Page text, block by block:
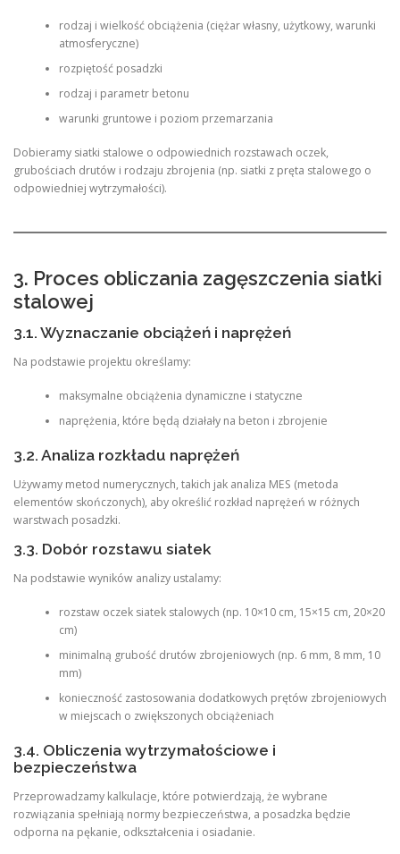
rodzaj i wielkość obciążenia (ciężar własny, użytkowy, warunki
atmosferyczne)
rozpiętość posadzki
rodzaj i parametr betonu
warunki gruntowe i poziom przemarzania
Dobieramy siatki stalowe o odpowiednich rozstawach oczek,
grubościach drutów i rodzaju zbrojenia (np. siatki z pręta stalowego o
odpowiedniej wytrzymałości).
3. Proces obliczania zagęszczenia siatki
stalowej
3.1. Wyznaczanie obciążeń i naprężeń
Na podstawie projektu określamy:
maksymalne obciążenia dynamiczne i statyczne
naprężenia, które będą działały na beton i zbrojenie
3.2. Analiza rozkładu naprężeń
Używamy metod numerycznych, takich jak analiza MES (metoda
elementów skończonych), aby określić rozkład naprężeń w różnych
warstwach posadzki.
3.3. Dobór rozstawu siatek
Na podstawie wyników analizy ustalamy:
rozstaw oczek siatek stalowych (np. 10×10 cm, 15×15 cm, 20×20
cm)
minimalną grubość drutów zbrojeniowych (np. 6 mm, 8 mm, 10
mm)
konieczność zastosowania dodatkowych prętów zbrojeniowych
w miejscach o zwiększonych obciążeniach
3.4. Obliczenia wytrzymałościowe i
bezpieczeństwa
Przeprowadzamy kalkulacje, które potwierdzają, że wybrane
rozwiązania spełniają normy bezpieczeństwa, a posadzka będzie
odporna na pękanie, odkształcenia i osiadanie.